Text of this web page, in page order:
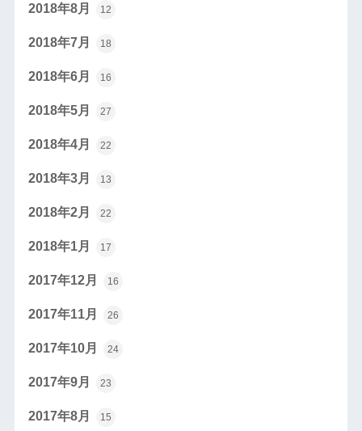
2018年8月 12
2018年7月 18
2018年6月 16
2018年5月 27
2018年4月 22
2018年3月 13
2018年2月 22
2018年1月 17
2017年12月 16
2017年11月 26
2017年10月 24
2017年9月 23
2017年8月 15